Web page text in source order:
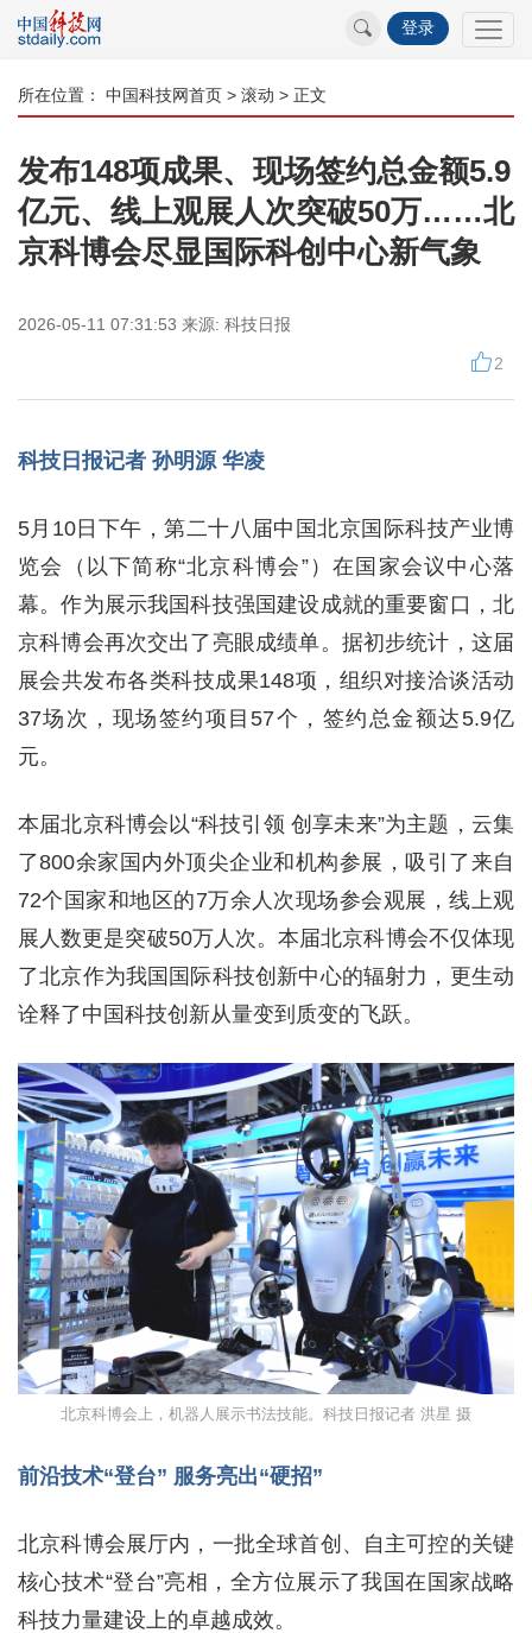
登录
所在位置： 中国科技网首页 > 滚动 > 正文
发布148项成果、现场签约总金额5.9
亿元、线上观展人次突破50万……北
京科博会尽显国际科创中心新气象
2026-05-11 07:31:53 来源: 科技日报
2
科技日报记者 孙明源 华凌
5月10日下午，第二十八届中国北京国际科技产业博
览会（以下简称“北京科博会”）在国家会议中心落
幕。作为展示我国科技强国建设成就的重要窗口，北
京科博会再次交出了亮眼成绩单。据初步统计，这届
展会共发布各类科技成果148项，组织对接洽谈活动
37场次，现场签约项目57个，签约总金额达5.9亿
元。
本届北京科博会以“科技引领 创享未来”为主题，云集
了800余家国内外顶尖企业和机构参展，吸引了来自
72个国家和地区的7万余人次现场参会观展，线上观
展人数更是突破50万人次。本届北京科博会不仅体现
了北京作为我国国际科技创新中心的辐射力，更生动
诠释了中国科技创新从量变到质变的飞跃。
北京科博会上，机器人展示书法技能。科技日报记者 洪星 摄
前沿技术“登台” 服务亮出“硬招”
北京科博会展厅内，一批全球首创、自主可控的关键
核心技术“登台”亮相，全方位展示了我国在国家战略
科技力量建设上的卓越成效。